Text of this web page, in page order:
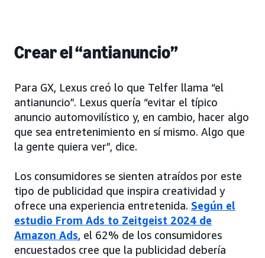
Crear el “antianuncio”
Para GX, Lexus creó lo que Telfer llama “el
antianuncio”. Lexus quería “evitar el típico
anuncio automovilístico y, en cambio, hacer algo
que sea entretenimiento en sí mismo. Algo que
la gente quiera ver”, dice.
Los consumidores se sienten atraídos por este
tipo de publicidad que inspira creatividad y
ofrece una experiencia entretenida. Según el
estudio From Ads to Zeitgeist 2024 de
Amazon Ads, el 62% de los consumidores
encuestados cree que la publicidad debería